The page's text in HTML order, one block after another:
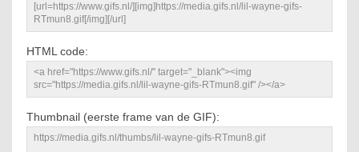
HTML code:
Thumbnail (eerste frame van de GIF):